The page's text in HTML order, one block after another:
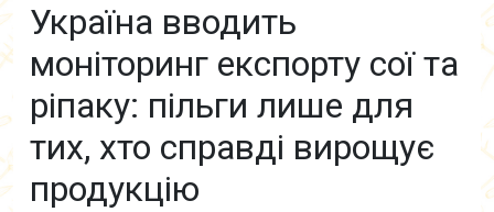
Україна вводить
моніторинг експорту сої та
ріпаку: пільги лише для
тих, хто справді вирощує
продукцію